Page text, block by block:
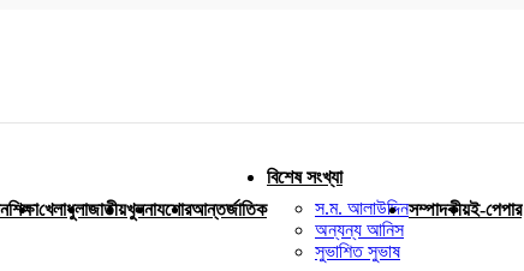
শিক্ষাখেলাধুলাজাতীয়খুলনাযশোরআন্তর্জাতিক
বিশেষ সংখ্যা
স.ম. আলাউদ্দিন
অন্যন্য আনিস
সুভাশিত সুভাষ
সম্পাদকীয়ই-পেপার